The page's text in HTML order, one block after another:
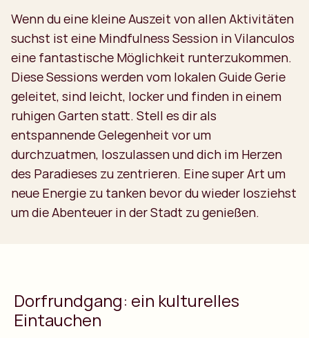
Wenn du eine kleine Auszeit von allen Aktivitäten
suchst ist eine Mindfulness Session in Vilanculos
eine fantastische Möglichkeit runterzukommen.
Diese Sessions werden vom lokalen Guide Gerie
geleitet, sind leicht, locker und finden in einem
ruhigen Garten statt. Stell es dir als
entspannende Gelegenheit vor um
durchzuatmen, loszulassen und dich im Herzen
des Paradieses zu zentrieren. Eine super Art um
neue Energie zu tanken bevor du wieder losziehst
um die Abenteuer in der Stadt zu genießen.
Dorfrundgang: ein kulturelles
Eintauchen